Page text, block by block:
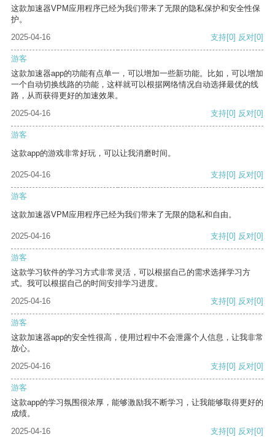
这款加速器VPM应用程序已经为我们带来了无限的隐私保护和安全性保
护。
2025-04-16
支持[0] 反对[0]
游客
这款加速器app的功能有点单一，可以增加一些新功能。比如，可以增加
一个自动切换线路的功能，这样就可以根据网络情况自动选择最优的线
路，从而获得更好的加速效果。
2025-04-16
支持[0] 反对[0]
游客
这款app的游戏非常好玩，可以让我消磨时间。
2025-04-16 支持[0] 反对[0]
游客
这款加速器VPM应用程序已经为我们带来了无限的隐私和自由。
2025-04-16 支持[0] 反对[0]
游客
这款学习软件的学习方式非常灵活，可以根据自己的需求选择学习方
式。我可以根据自己的时间安排学习进度。
2025-04-16
支持[0] 反对[0]
游客
这款加速器app的安全性很高，使用过程中不会泄露个人信息，让我非常
放心。
2025-04-16
支持[0] 反对[0]
游客
这款app的学习氛围很浓厚，能够激励我不断学习，让我能够取得更好的
成绩。
2025-04-16
支持[0] 反对[0]